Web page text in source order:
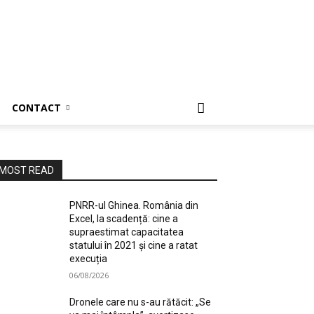
CONTACT
READ
PNRR-ul Ghinea. România din
Excel, la scadență: cine a
supraestimat capacitatea
statului în 2021 și cine a ratat
execuția
06/08/2026
Dronele care nu s-au rătăcit: „Se